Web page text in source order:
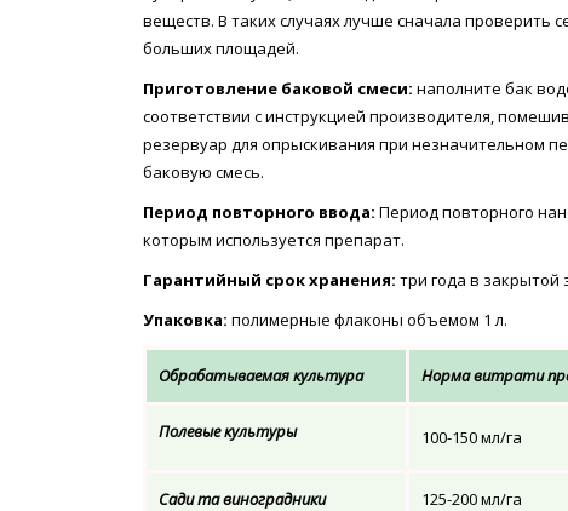
веществ. В таких случаях лучше сначала
больших площадей.
Приготовление баковой смеси: наполните бак
соответствии с инструкцией производителя,
резервуар для опрыскивания при незначительном
баковую смесь.
Период повторного ввода: Период повторного
которым используется препарат.
Гарантийный срок хранения: три года в закрытой
Упаковка: полимерные флаконы объемом 1 л.
Обрабатываемая культура Норма витрати
Полевые культуры 100-150 мл/га
Сади та виноградники 125-200 мл/га